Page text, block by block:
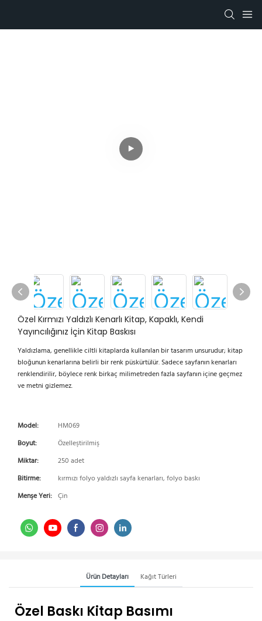
Özel Kırmızı Yaldızlı Kenarlı Kitap, Kapaklı, Kendi
Yayıncılığınız İçin Kitap Baskısı
Yaldızlama, genellikle ciltli kitaplarda kullanılan bir tasarım unsurudur; kitap
bloğunun kenarlarına belirli bir renk püskürtülür. Sadece sayfanın kenarları
renklendirilir, böylece renk birkaç milimetreden fazla sayfanın içine geçmez
ve metni gizlemez.
Model:
HM069
Boyut:
Özelleştirilmiş
Miktar:
250 adet
Bitirme:
kırmızı folyo yaldızlı sayfa kenarları, folyo baskı
Menşe Yeri: Çin
Ürün Detayları Kağıt Türleri
Özel Baskı Kitap Basımı